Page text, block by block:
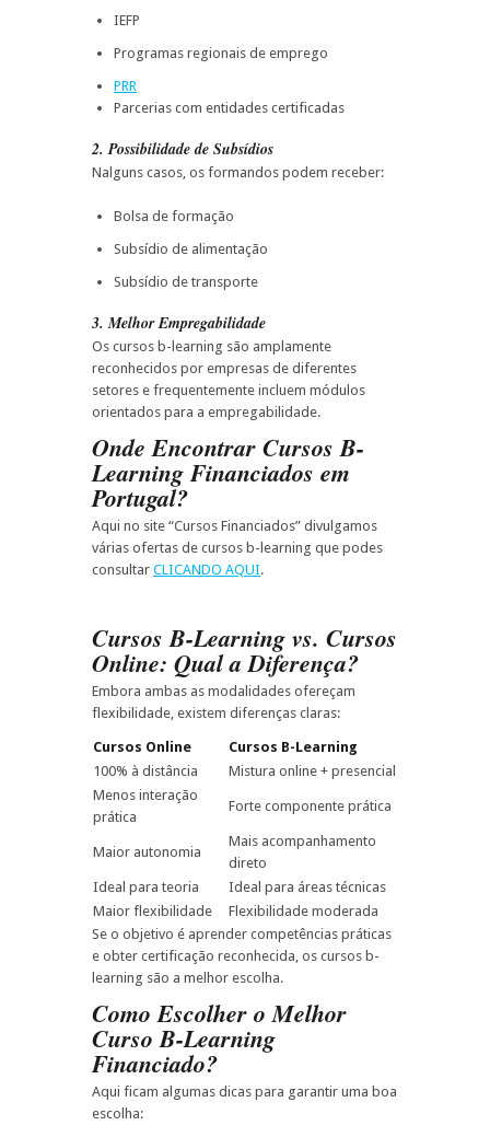
IEFP
Programas regionais de emprego
PRR
Parcerias com entidades certificadas
2. Possibilidade de Subsídios
Nalguns casos, os formandos podem receber:
Bolsa de formação
Subsídio de alimentação
Subsídio de transporte
3. Melhor Empregabilidade
Os cursos b-learning são amplamente
reconhecidos por empresas de diferentes
setores e frequentemente incluem módulos
orientados para a empregabilidade.
Onde Encontrar Cursos B-
Learning Financiados em
Portugal?
Aqui no site “Cursos Financiados” divulgamos
várias ofertas de cursos b-learning que podes
consultar CLICANDO AQUI.
Cursos B-Learning vs. Cursos
Online: Qual a Diferença?
Embora ambas as modalidades ofereçam
flexibilidade, existem diferenças claras:
Cursos Online
Cursos B-Learning
100% à distância
Mistura online + presencial
Menos interação
prática
Forte componente prática
Maior autonomia
Mais acompanhamento
direto
Ideal para teoria
Ideal para áreas técnicas
Maior flexibilidade
Flexibilidade moderada
Se o objetivo é aprender competências práticas
e obter certificação reconhecida, os cursos b-
learning são a melhor escolha.
Como Escolher o Melhor
Curso B-Learning
Financiado?
Aqui ficam algumas dicas para garantir uma boa
escolha: